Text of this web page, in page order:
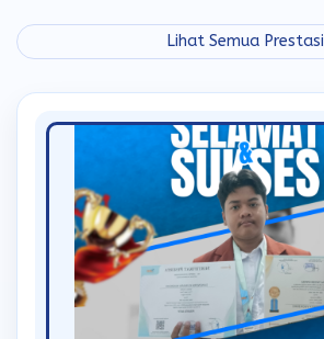
Lihat Semua Prestasi